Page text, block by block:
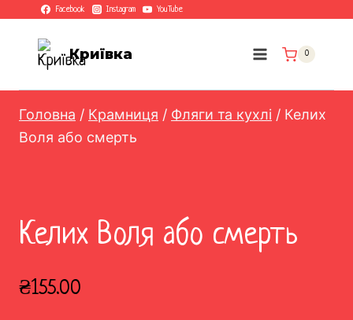
Перейти
вмісту
Facebook Instagram YouTube
Криївка 0
Головна / Крамниця / Фляги та кухлі / Келих
Воля або смерть
Келих Воля або смерть
₴155.00